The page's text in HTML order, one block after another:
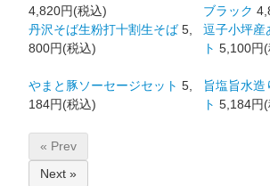
4,820円(税込)
ブラック
丹沢そば生粉打十割生そば 5,
800円(税込)
逗子小坪産
ト 5,100円
やまと豚ソーセージセット 5,
184円(税込)
旨塩旨水造
ト 5,184円
« Prev
Next »